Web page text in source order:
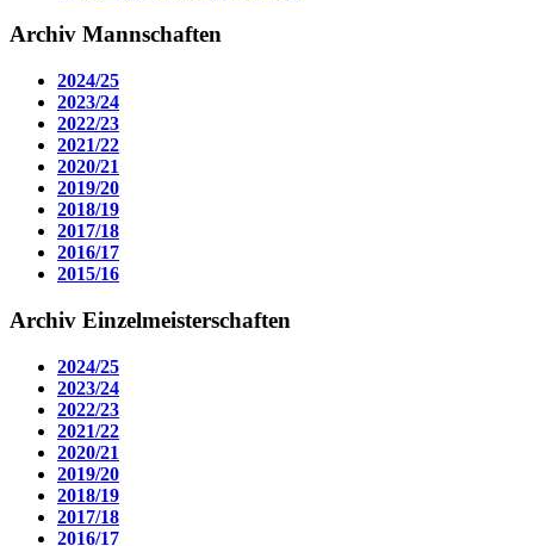
Archiv Mannschaften
2024/25
2023/24
2022/23
2021/22
2020/21
2019/20
2018/19
2017/18
2016/17
2015/16
Archiv Einzelmeisterschaften
2024/25
2023/24
2022/23
2021/22
2020/21
2019/20
2018/19
2017/18
2016/17